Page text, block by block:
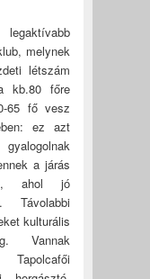
melynek
létszám
kb.80 főre
65 fő vesz
ez azt
a járás
ahol jó
Távolabbi
kulturális
Vannak